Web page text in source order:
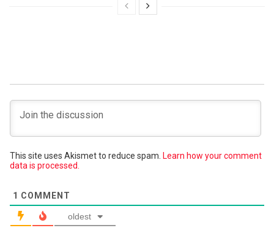
This site uses Akismet to reduce spam. Learn how your comment
data is processed.
1 COMMENT
oldest